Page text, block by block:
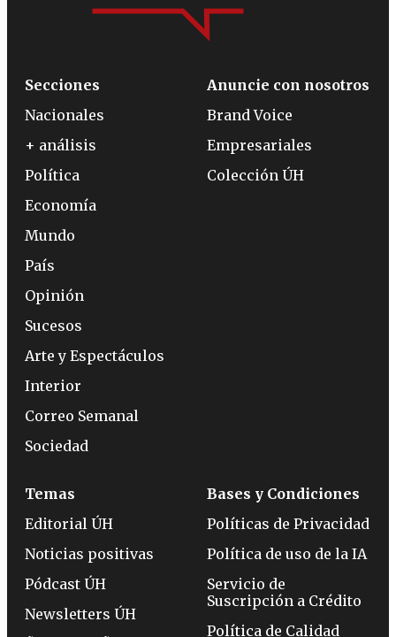
Secciones
Nacionales
+ análisis
Política
Economía
Mundo
País
Opinión
Sucesos
Arte y Espectáculos
Interior
Correo Semanal
Sociedad
Anuncie con nosotros
Brand Voice
Empresariales
Colección ÚH
Temas
Editorial ÚH
Noticias positivas
Pódcast ÚH
Newsletters ÚH
Bases y Condiciones
Políticas de Privacidad
Política de uso de la IA
Servicio de
Suscripción a Crédito
Política de Calidad